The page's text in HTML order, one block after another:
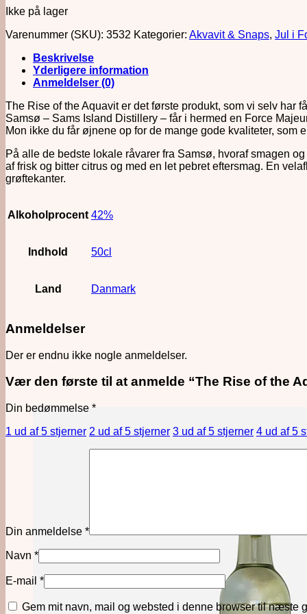
Ikke på lager
Varenummer (SKU): 3532 Kategorier: Akvavit & Snaps, Jul i
Beskrivelse
Yderligere information
Anmeldelser (0)
The Rise of the Aquavit er det første produkt, som vi selv har
Samsø – Sams Island Distillery – får i hermed en Force
Mon ikke du får øjnene op for de mange gode kvaliteter, som
På alle de bedste lokale råvarer fra Samsø, hvoraf smagen
af frisk og bitter citrus og med en let pebret eftersmag. En
grøftekanter.
Alkoholprocent 42%
Indhold 50cl
Land Danmark
Anmeldelser
Der er endnu ikke nogle anmeldelser.
Vær den første til at anmelde “The Rise of the
Din bedømmelse *
1 ud af 5 stjerner 2 ud af 5 stjerner 3 ud af 5 stjerner 4 ud af 5
Din anmeldelse *
Navn *
E-mail *
Gem mit navn, mail og websted i denne browser til næste